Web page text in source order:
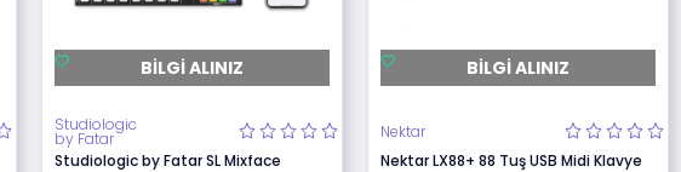
BILGI ALINIZ
Studiologic
by Fatar
Studiologic by Fatar SL Mixface
BILGI ALINIZ
Nektar
Nektar LX88+ 88 Tuş USB Midi Klavye